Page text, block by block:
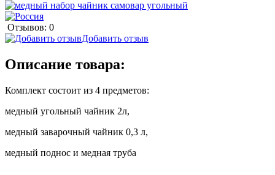
Отзывов: 0
Добавить отзыв
Описание товара:
Комплект состоит из 4 предметов:
медный угольный чайник 2л,
медный заварочный чайник 0,3 л,
медный поднос и медная труба